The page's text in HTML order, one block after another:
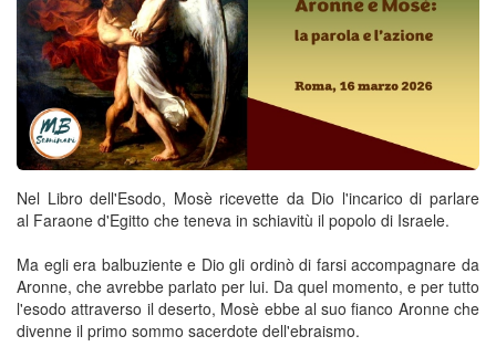
Nel Libro dell'Esodo, Mosè ricevette da Dio l'incarico di parlare
al Faraone d'Egitto che teneva in schiavitù il popolo di Israele.
Ma egli era balbuziente e Dio gli ordinò di farsi accompagnare da
Aronne, che avrebbe parlato per lui. Da quel momento, e per tutto
l'esodo attraverso il deserto, Mosè ebbe al suo fianco Aronne che
divenne il primo sommo sacerdote dell'ebraismo.